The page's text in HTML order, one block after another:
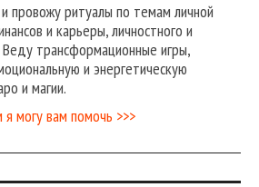
провожу ритуалы по темам личной
и карьеры, личностного и
Веду трансформационные игры,
и энергетическую
и магии.
могу вам помочь >>>